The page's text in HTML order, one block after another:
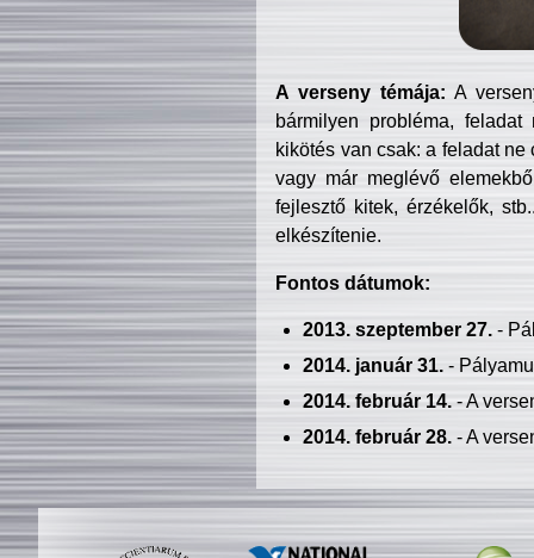
A verseny témája: A
bármilyen probléma, feladat
kikötés van csak: a feladat
vagy már meglévő
fejlesztő kitek, érzékelők,
elkészítenie.
Fontos dátumok:
2013. szeptember 27.-
2014. január 31.-
2014. február 14.- A
2014. február 28.- A